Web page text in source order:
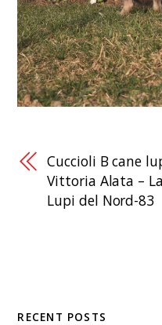
Cuccioli B cane
Vittoria Alata –
Lupi del Nord-83
RECENT POSTS